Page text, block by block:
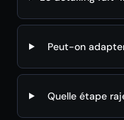
Peut-on
Quelle étape